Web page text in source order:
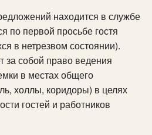
находится в службе
по первой просьбе гостя
в нетрезвом состоянии).
за собой право ведения
в местах общего
холлы, коридоры) в целях
гостей и работников